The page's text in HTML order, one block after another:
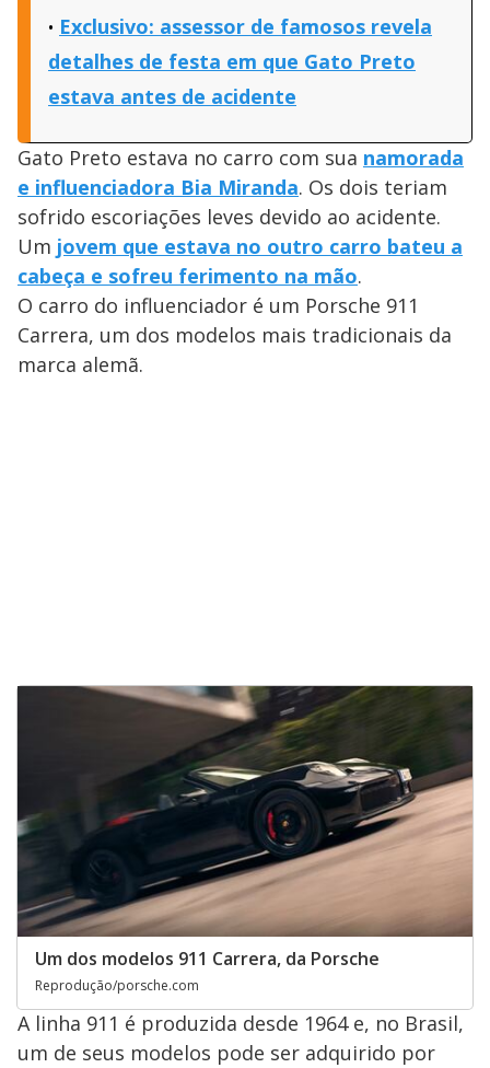
Exclusivo: assessor de famosos revela
detalhes de festa em que Gato Preto
estava antes de acidente
Gato Preto estava no carro com sua namorada
e influenciadora Bia Miranda. Os dois teriam
sofrido escoriações leves devido ao acidente.
Um jovem que estava no outro carro bateu a
cabeça e sofreu ferimento na mão.
O carro do influenciador é um Porsche 911
Carrera, um dos modelos mais tradicionais da
marca alemã.
Um dos modelos 911 Carrera, da Porsche
Reprodução/porsche.com
A linha 911 é produzida desde 1964 e, no Brasil,
um de seus modelos pode ser adquirido por